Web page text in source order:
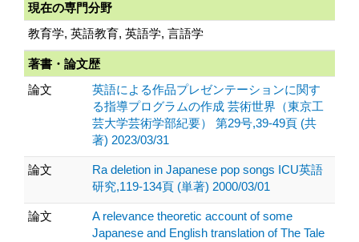
現在の専門分野
教育学, 英語教育, 英語学, 言語学
著書・論文歴
論文
英語による作品プレゼンテーションに関す
る指導プログラムの作成 芸術世界（東京工
芸大学芸術学部紀要） 第29号,39-49頁 (共
著) 2023/03/31
論文
Ra deletion in Japanese pop songs ICU英語
研究,119-134頁 (単著) 2000/03/01
論文
A relevance theoretic account of some
Japanese and English translation of The Tale